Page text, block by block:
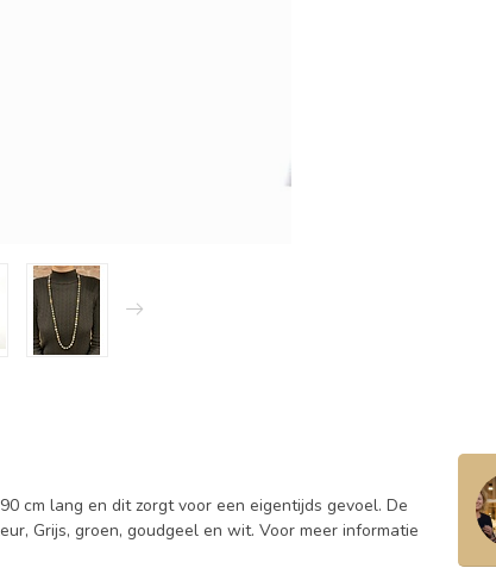
cm lang en dit zorgt voor een eigentijds gevoel. De
Grijs, groen, goudgeel en wit. Voor meer informatie